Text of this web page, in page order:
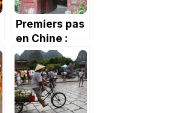
Premiers pas
en Chine :
Pékin, la ville